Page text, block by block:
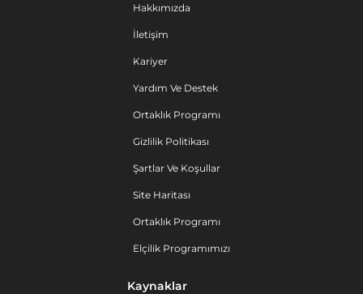
Hakkımızda
İletişim
Kariyer
Yardım Ve Destek
Ortaklık Programı
Gizlilik Politikası
Şartlar Ve Koşullar
Site Haritası
Ortaklık Programı
Elçilik Programımızı
Kaynaklar